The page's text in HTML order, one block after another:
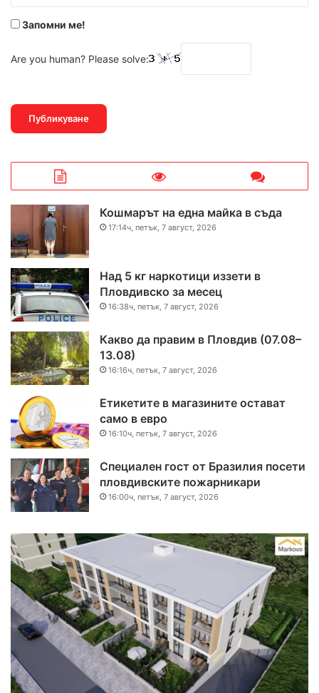
Запомни ме!
Are you human? Please solve:
Кошмарът на една майка в съда
17:14ч, петък, 7 август, 2026
Над 5 кг наркотици иззети в
Пловдивско за месец
16:38ч, петък, 7 август, 2026
Какво да правим в Пловдив (07.08–
13.08)
16:16ч, петък, 7 август, 2026
Етикетите в магазините остават
само в евро
16:10ч, петък, 7 август, 2026
Специален гост от Бразилия посети
пловдивските пожарникари
16:00ч, петък, 7 август, 2026